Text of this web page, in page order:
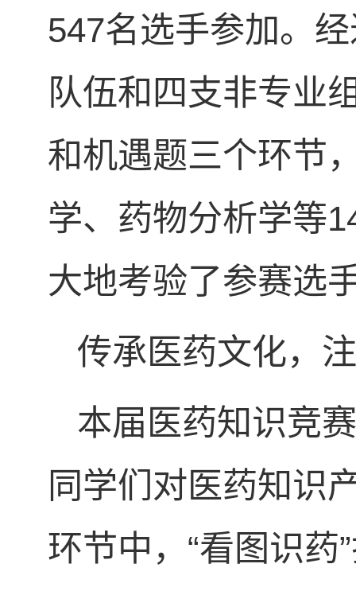
547名选手参加。
队伍和四支非专业
和机遇题三个环节
学、药物分析学等
大地考验了参赛选
传承医药文化，
本届医药知识竞
同学们对医药知识
环节中，“看图识